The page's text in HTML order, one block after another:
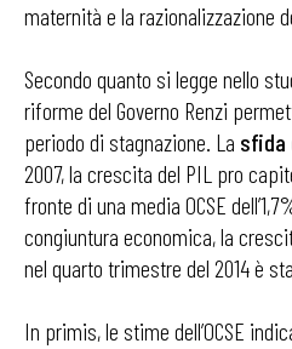
maternità e la razionalizzazione
Secondo quanto si legge nello
riforme del Governo Renzi
periodo di stagnazione. La sfida
2007, la crescita del PIL pro
fronte di una media OCSE
congiuntura economica, la
nel quarto trimestre del 2014 è
In primis, le stime dell’OCSE